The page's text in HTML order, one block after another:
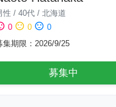
性 / 40代 / 北海道
0 sentiment_neutral 0 sentiment_dissatisfied 0
集期限 ： 2026/9/25
募集中